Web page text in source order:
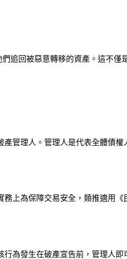
追回被惡意轉移的資產。這不僅
管理人。管理人是代表全體債權
上為保障交易安全，類推適用
為發生在破產宣告前，管理人即